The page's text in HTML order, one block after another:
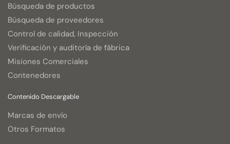
Búsqueda de productos
Búsqueda de proveedores
Control de calidad, Inspección
Verificación y auditoría de fábrica
Misiones Comerciales
Contenedores
Contenido Descargable
Marcas de envío
Otros Formatos